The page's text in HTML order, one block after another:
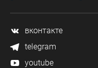
вконтакте
telegram
youtube